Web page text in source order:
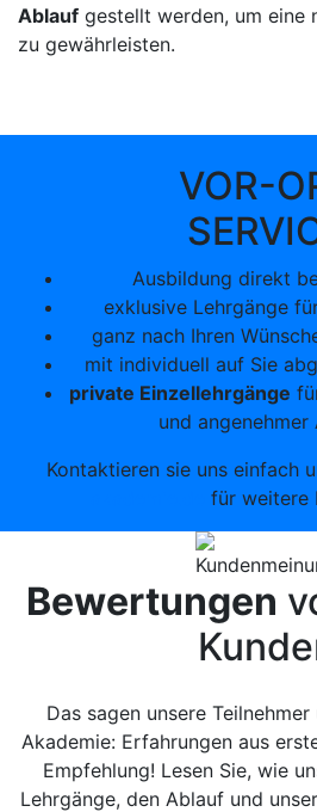
Ablauf gestellt werden, um eine
zu gewährleisten.
VOR-
Ausbildung direkt
exklusive Lehrgänge
ganz nach Ihren
mit individuell auf Sie
private Einzellehrgänge
und angenehmer
Kontaktieren sie uns einfach
für weitere
Bewertungen
Das sagen unsere
Akademie: Erfahrungen aus
Empfehlung! Lesen Sie, wie
Lehrgänge, den Ablauf und